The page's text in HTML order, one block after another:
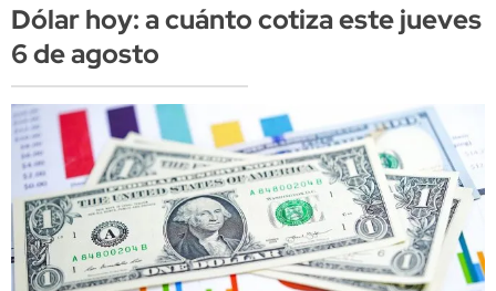
Dólar hoy: a cuánto cotiza este jueves
6 de agosto